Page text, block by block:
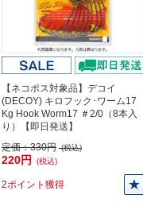
【ネコポス対象品】デコイ
(DECOY) キロフック･ワーム17
Kg Hook Worm17 ＃2/0（8本入
り）【即日発送】
定価：330円 (税込)
220円 (税込)
2ポイント獲得